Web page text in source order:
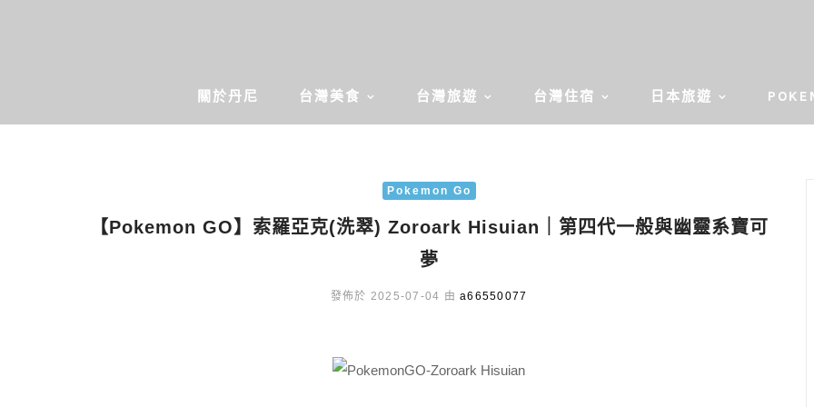
關於丹尼 台灣美食 台灣旅遊 台灣住宿 日本旅遊
Pokemon Go
【Pokemon GO】索羅亞克(洗翠) Zoroark Hisuian｜第四代一般與幽靈系寶可
夢
發佈於 2025-07-04 由 a66550077